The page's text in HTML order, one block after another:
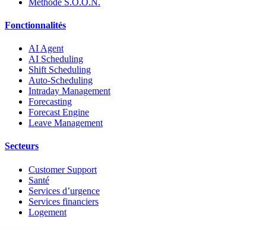
Fonctionnalités
AI Agent
AI Scheduling
Shift Scheduling
Auto-Scheduling
Intraday Management
Forecasting
Forecast Engine
Leave Management
Secteurs
Customer Support
Santé
Services d’urgence
Services financiers
Logement